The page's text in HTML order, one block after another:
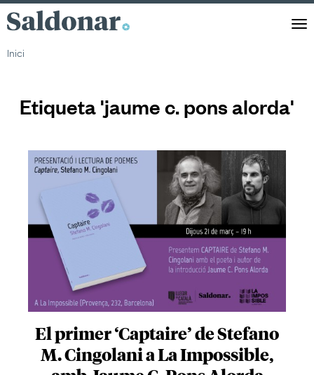
Saldonar
Inici
Etiqueta 'jaume c. pons alorda'
El primer ‘Captaire’ de Stefano
M. Cingolani a La Impossible,